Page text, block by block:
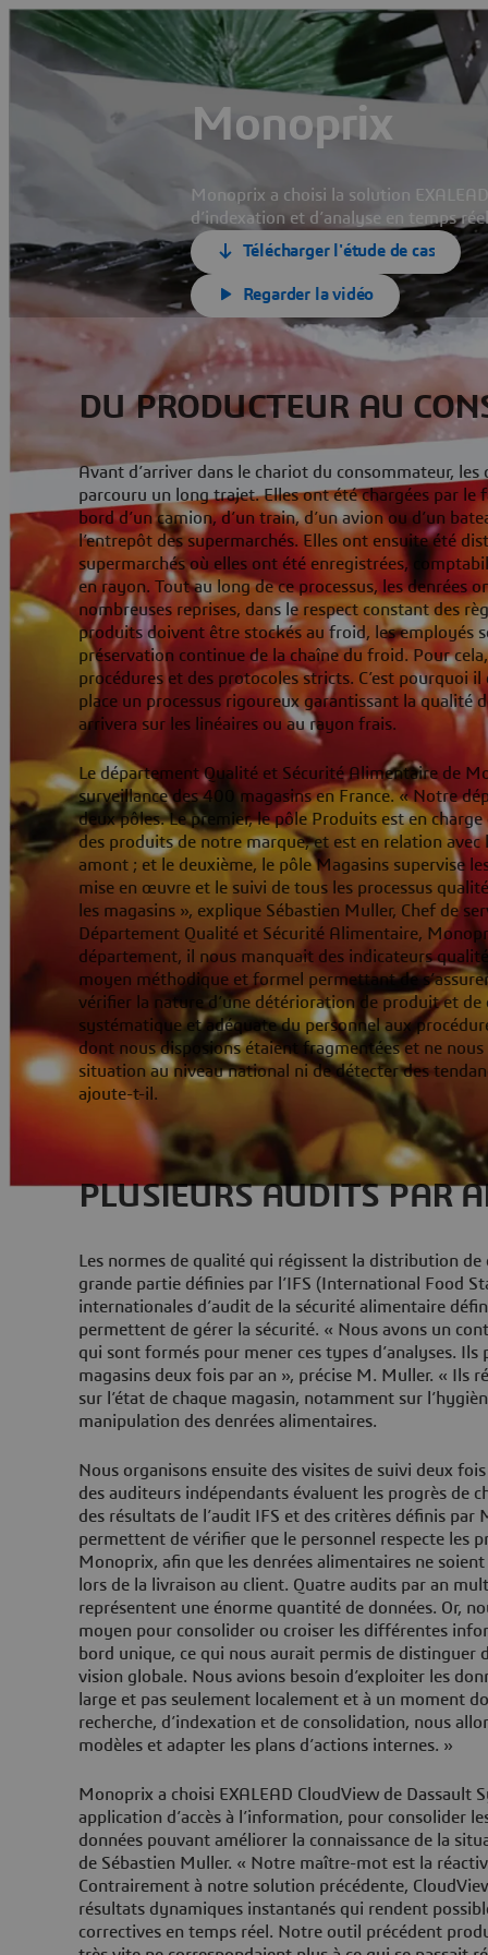
Monoprix
Monoprix a choisi la solution
d’indexation et d’analyse en temps
Télécharger l'étude de cas
Regarder la vidéo
DU PRODUCTEUR AU
Avant d’arriver dans le chariot du consommateur, les
parcouru un long trajet. Elles ont été chargées par le
bord d’un camion, d’un train, d’un avion ou d’un
l’entrepôt des supermarchés. Elles ont ensuite été
supermarchés où elles ont été enregistrées,
en rayon. Tout au long de ce processus, les denrées
nombreuses reprises, dans le respect constant des
produits doivent être stockés au froid, les employés
préservation continue de la chaîne du froid. Pour
procédures et des protocoles stricts. C’est pourquoi
place un processus rigoureux garantissant la qualité
arrivera sur les linéaires ou au rayon frais.
Le département Qualité et Sécurité Alimentaire de
surveillance des 400 magasins en France. « Notre
deux pôles. Le premier, le pôle Produits est en
des produits de notre marque, et est en relation avec
amont ; et le deuxième, le pôle Magasins supervise
mise en œuvre et le suivi de tous les processus
les magasins », explique Sébastien Muller, Chef de
Département Qualité et Sécurité Alimentaire,
département, il nous manquait des indicateurs
moyen méthodique et formel permettant de
vérifier la nature d’une détérioration de produit et
systématique et adéquate du personnel aux
dont nous disposions étaient fragmentées et ne nous
situation au niveau national ni de détecter des
ajoute-t-il.
PLUSIEURS AUDITS PAR
Les normes de qualité qui régissent la distribution
grande partie définies par l’IFS (International Food
internationales d’audit de la sécurité alimentaire
permettent de gérer la sécurité. « Nous avons un
qui sont formés pour mener ces types d’analyses. Ils
magasins deux fois par an », précise M. Muller. « Ils
sur l’état de chaque magasin, notamment sur
manipulation des denrées alimentaires.
Nous organisons ensuite des visites de suivi deux
des auditeurs indépendants évaluent les progrès de
des résultats de l’audit IFS et des critères définis par
permettent de vérifier que le personnel respecte les
Monoprix, afin que les denrées alimentaires ne
lors de la livraison au client. Quatre audits par an
représentent une énorme quantité de données. Or,
moyen pour consolider ou croiser les différentes
bord unique, ce qui nous aurait permis de distinguer
vision globale. Nous avions besoin d’exploiter les
large et pas seulement localement et à un moment
recherche, d’indexation et de consolidation, nous
modèles et adapter les plans d’actions internes. »
Monoprix a choisi EXALEAD CloudView de Dassault
application d’accès à l’information, pour consolider
données pouvant améliorer la connaissance de la
de Sébastien Muller. « Notre maître-mot est la
Contrairement à notre solution précédente,
résultats dynamiques instantanés qui rendent
correctives en temps réel. Notre outil précédent